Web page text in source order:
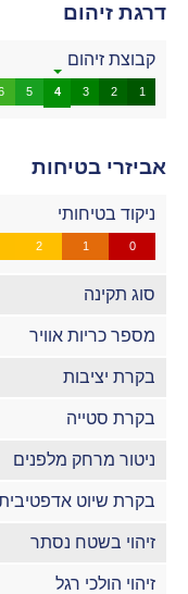
דרגת זיהום
קבוצת זיהום
1
2
3
4
5
אביזרי בטיחות
ניקוד בטיחותי
0
1
2
סוג תקינה
מספר כריות אוויר
בקרת יציבות
בקרת סטייה
ניטור מרחק מלפנים
בקרת שיוט
זיהוי בשטח נסתר
זיהוי הולכי רגל